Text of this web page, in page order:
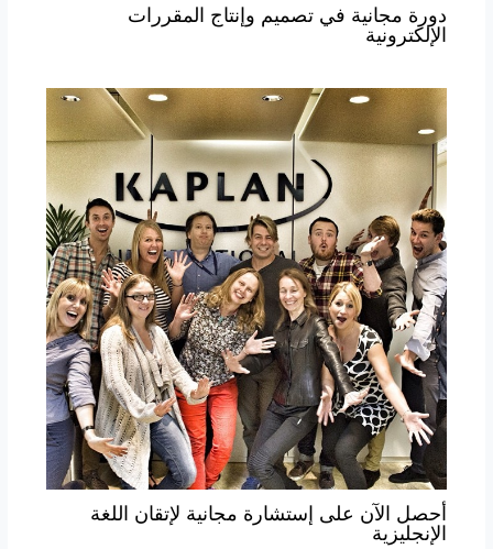
دورة مجانية في تصميم وإنتاج المقررات
الإلكترونية
أحصل الآن على إستشارة مجانية لإتقان اللغة
الإنجليزية